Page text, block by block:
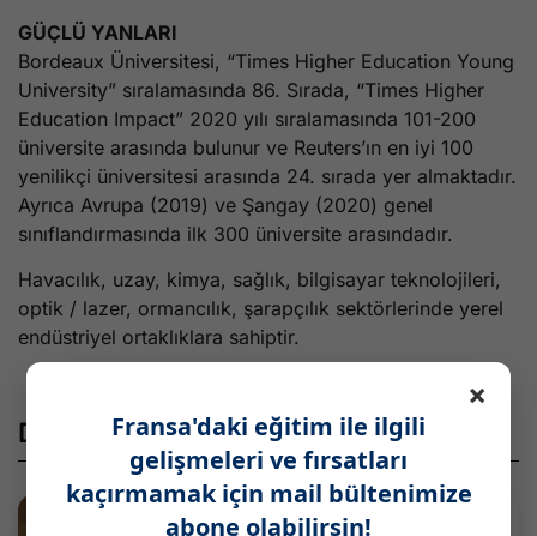
GÜÇLÜ YANLARI
Bordeaux Üniversitesi, “Times Higher Education Young
University” sıralamasında 86. Sırada, “Times Higher
Education Impact” 2020 yılı sıralamasında 101-200
üniversite arasında bulunur ve Reuters’ın en iyi 100
yenilikçi üniversitesi arasında 24. sırada yer almaktadır.
Ayrıca Avrupa (2019) ve Şangay (2020) genel
sınıflandırmasında ilk 300 üniversite arasındadır.
Havacılık, uzay, kimya, sağlık, bilgisayar teknolojileri,
optik / lazer, ormancılık, şarapçılık sektörlerinde yerel
endüstriyel ortaklıklara sahiptir.
Diğer Paylaşımlar
×
Fransa'daki eğitim ile ilgili
gelişmeleri ve fırsatları
kaçırmamak için mail bültenimize
abone olabilirsin!